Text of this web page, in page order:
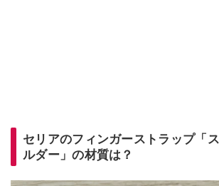
セリアのフィンガーストラップ「
ルダー」の材質は？